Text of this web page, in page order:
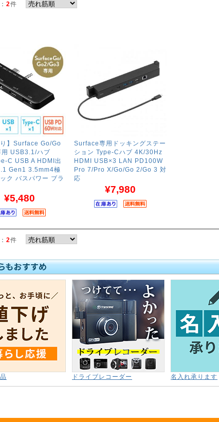
2件
り】Surface Go/Go
USB3.1/ハブ
C USB A HDMI出
Gen1 3.5mm4極
ク バスパワー ブラ
¥5,480
Surface専用ドッキングステー
ション Type-Cハブ 4K/30Hz
HDMI USB×3 LAN PD100W
Pro 7/Pro X/Go/Go 2/Go 3 対
応
¥7,980
2件
ドライブレコーダー 名入れ承ります